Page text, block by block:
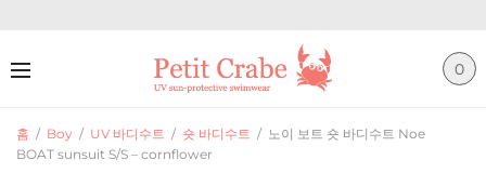
0
홈 / Boy / UV 바디수트 / 숏 바디수트 / 노이 보트 숏 바디수트 Noe
BOAT sunsuit S/S – cornflower